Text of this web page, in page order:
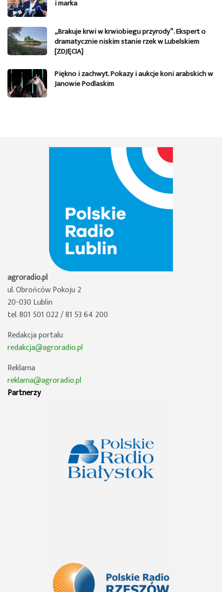
i marka
„Brakuje krwi w krwiobiegu przyrody”. Ekspert o
dramatycznie niskim stanie rzek w Lubelskiem
[ZDJĘCIA]
Piękno i zachwyt. Pokazy i aukcje koni arabskich w
Janowie Podlaskim
agroradio.pl
ul. Obrońców Pokoju 2
20-030 Lublin
tel. 801 501 022 / 81 53 64 200
Redakcja portalu
redakcja@agroradio.pl
Reklama
reklama@agroradio.pl
Partnerzy